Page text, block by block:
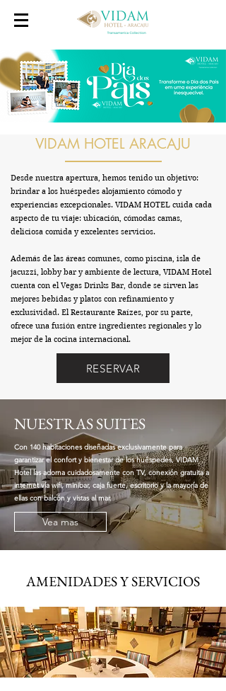
VIDAM HOTEL ARACAJU
Desde nuestra apertura, hemos tenido un objetivo:
brindar a los huéspedes alojamiento cómodo y
experiencias excepcionales. VIDAM HOTEL cuida cada
aspecto de tu viaje: ubicación, cómodas camas,
deliciosa comida y excelentes servicios.
Además de las áreas comunes, como piscina, isla de
jacuzzi, lobby bar y ambiente de lectura, VIDAM Hotel
cuenta con el Vegas Drinks Bar, donde se sirven las
mejores bebidas y platos con refinamiento y
exclusividad. El Restaurante Raízes, por su parte,
ofrece una fusión entre ingredientes regionales y lo
mejor de la cocina internacional.
RESERVAR
NUESTRAS SUITES
Con 140 habitaciones diseñadas exclusivamente para
garantizar el confort y bienestar de los huéspedes, VIDAM
Hotel las adorna cuidadosamente con TV, conexión gratuita a
internet vía wifi, minibar, caja fuerte, escritorio y la mayoría de
ellas con balcón y vistas al mar.
Vea mas
AMENIDADES Y SERVICIOS